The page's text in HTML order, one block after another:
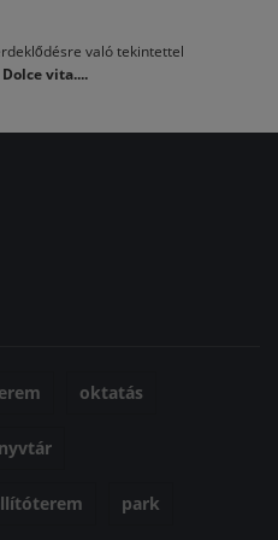
való tekintettel
Dolce vita....
oktatás
park